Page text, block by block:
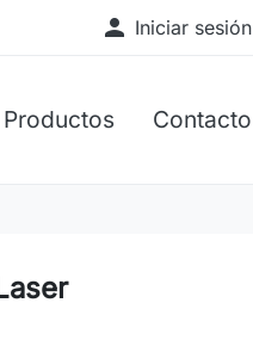
 Iniciar sesión
Productos Contacto